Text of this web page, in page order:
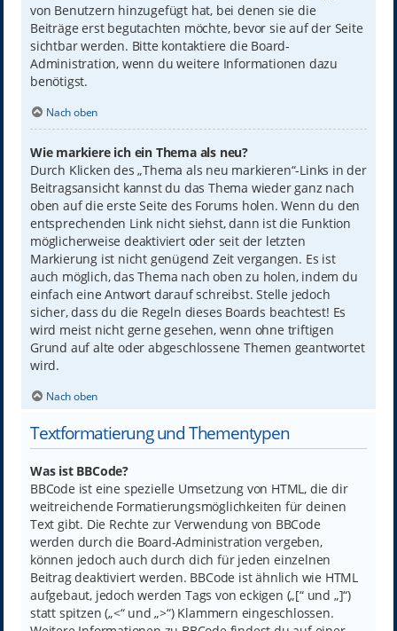
von Benutzern hinzugefügt hat, bei denen sie die
Beiträge erst begutachten möchte, bevor sie auf der Seite
sichtbar werden. Bitte kontaktiere die Board-
Administration, wenn du weitere Informationen dazu
benötigst.
Nach oben
Wie markiere ich ein Thema als neu?
Durch Klicken des „Thema als neu markieren“-Links in der
Beitragsansicht kannst du das Thema wieder ganz nach
oben auf die erste Seite des Forums holen. Wenn du den
entsprechenden Link nicht siehst, dann ist die Funktion
möglicherweise deaktiviert oder seit der letzten
Markierung ist nicht genügend Zeit vergangen. Es ist
auch möglich, das Thema nach oben zu holen, indem du
einfach eine Antwort darauf schreibst. Stelle jedoch
sicher, dass du die Regeln dieses Boards beachtest! Es
wird meist nicht gerne gesehen, wenn ohne triftigen
Grund auf alte oder abgeschlossene Themen geantwortet
wird.
Nach oben
Textformatierung und Thementypen
Was ist BBCode?
BBCode ist eine spezielle Umsetzung von HTML, die dir
weitreichende Formatierungsmöglichkeiten für deinen
Text gibt. Die Rechte zur Verwendung von BBCode
werden durch die Board-Administration vergeben,
können jedoch auch durch dich für jeden einzelnen
Beitrag deaktiviert werden. BBCode ist ähnlich wie HTML
aufgebaut, jedoch werden Tags von eckigen („[“ und „]“)
statt spitzen („<“ und „>“) Klammern eingeschlossen.